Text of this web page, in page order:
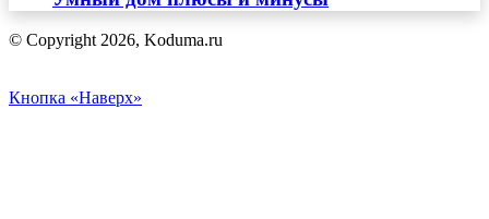
© Copyright 2026, Koduma.ru
Кнопка «Наверх»